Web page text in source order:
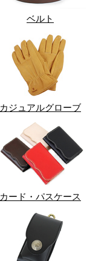
ベルト
カジュアルグローブ
カード・パスケース